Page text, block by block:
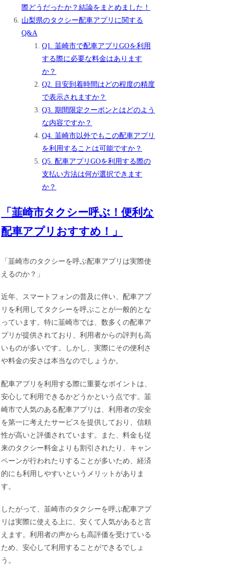
際どうだったか？結論をまとめました！
山梨県のタクシー配車アプリに関する
Q&A
Q1. 韮崎市で配車アプリGOを利用
する際に必要な料金はあります
か？
Q2. 目安到着時間はどの程度の精度
で表示されますか？
Q3. 期間限定クーポンとはどのよう
な内容ですか？
Q4. 韮崎市以外でもこの配車アプリ
を利用することは可能ですか？
Q5. 配車アプリGOを利用する際の
支払い方法は何が選択できます
か？
「韮崎市タクシー呼ぶ！便利な
配車アプリおすすめ！」
「韮崎市のタクシーを呼ぶ配車アプリは実際使
えるのか？」
近年、スマートフォンの普及に伴い、配車アプ
リを利用してタクシーを呼ぶことが一般的とな
っています。特に韮崎市では、数多くの配車ア
プリが提供されており、利用者からの評判も高
いものが多いです。しかし、実際にその便利さ
や料金の安さは本当なのでしょうか。
配車アプリを利用する際に重要なポイントは、
安心して利用できるかどうかという点です。韮
崎市で人気のある配車アプリは、利用者の安全
を第一に考えたサービスを提供しており、信頼
性が高いと評価されています。また、料金も従
来のタクシー料金よりも割引されたり、キャン
ペーンが行われたりすることが多いため、経済
的にも利用しやすいというメリットがありま
す。
したがって、韮崎市のタクシーを呼ぶ配車アプ
リは実際に使える上に、安くて人気があると言
えます。利用者の声からも高評価を受けている
ため、安心して利用することができるでしょ
う。